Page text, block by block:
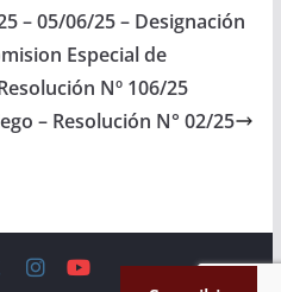
– 05/06/25 – Designación
Especial de
Nº 106/25
– Resolución N° 02/25